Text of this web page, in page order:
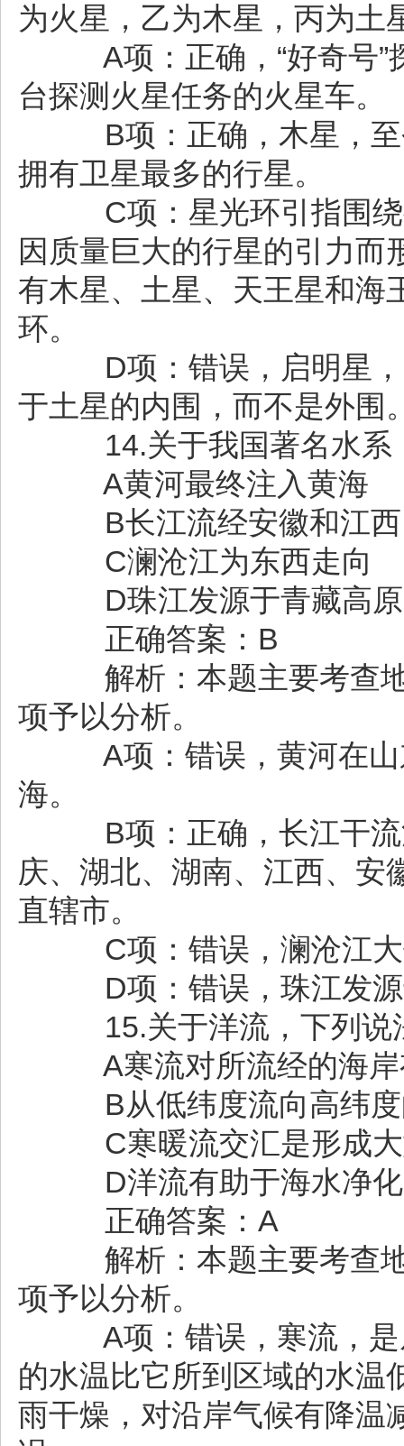
为火星，乙为木星，丙为土
A项：正确，“好奇号”
台探测火星任务的火星车。
B项：正确，木星，至
拥有卫星最多的行星。
C项：星光环引指围绕
因质量巨大的行星的引力而
有木星、土星、天王星和海
环。
D项：错误，启明星，
于土星的内围，而不是外围
14.关于我国著名水系
A黄河最终注入黄海
B长江流经安徽和江西
C澜沧江为东西走向
D珠江发源于青藏高原
正确答案：B
解析：本题主要考查
项予以分析。
A项：错误，黄河在山
海。
B项：正确，长江干流
庆、湖北、湖南、江西、安
直辖市。
C项：错误，澜沧江大
D项：错误，珠江发源
15.关于洋流，下列说
A寒流对所流经的海岸
B从低纬度流向高纬度
C寒暖流交汇是形成大
D洋流有助于海水净化
正确答案：A
解析：本题主要考查
项予以分析。
A项：错误，寒流，是
的水温比它所到区域的水温
雨干燥，对沿岸气候有降温